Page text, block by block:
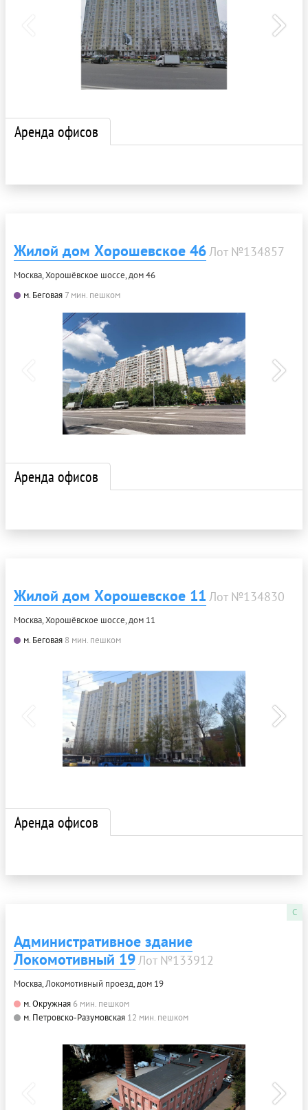
Аренда офисов
Жилой дом Хорошевское 46 Лот №134857
Москва, Хорошёвское шоссе, дом 46
м. Беговая 7 мин. пешком
Аренда офисов
Жилой дом Хорошевское 11 Лот №134830
Москва, Хорошёвское шоссе, дом 11
м. Беговая 8 мин. пешком
Аренда офисов
C
Административное здание
Локомотивный 19Лот №133912
Москва, Локомотивный проезд, дом 19
м. Окружная 6 мин. пешком
м. Петровско-Разумовская 12 мин. пешком